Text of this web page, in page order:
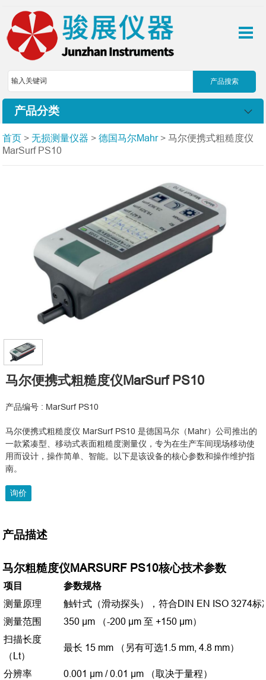
产品分类
首页 >无损测量仪器 >德国马尔Mahr> 马尔便携式粗糙度仪
MarSurf PS10
马尔便携式粗糙度仪MarSurf PS10
产品编号 : MarSurf PS10
马尔便携式粗糙度仪 MarSurf PS10 是德国马尔（Mahr）公司推出的
一款紧凑型、移动式表面粗糙度测量仪，专为在生产车间现场移动使
用而设计，操作简单、智能。以下是该设备的核心参数和操作维护指
南。
询价
产品描述
马尔粗糙度仪MARSURF PS10核心技术参数
项目
参数规格
测量原理
触针式（滑动探头），符合DIN EN ISO 3274标
测量范围
350 µm （-200 µm 至 +150 µm）
扫描长度
（Lt）
最长 15 mm （另有可选1.5 mm, 4.8 mm）
分辨率
0.001 µm / 0.01 µm （取决于量程）